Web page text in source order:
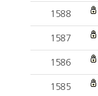
1588
1587
1586
1585